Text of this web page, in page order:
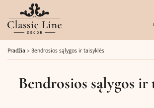
Pradžia> Bendrosios sąlygos ir taisyklės
Bendrosios sąlygos ir